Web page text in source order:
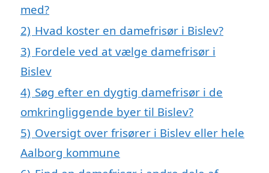
med?
2) Hvad koster en damefrisør i Bislev?
3) Fordele ved at vælge damefrisør i
Bislev
4) Søg efter en dygtig damefrisør i de
omkringliggende byer til Bislev?
5) Oversigt over frisører i Bislev eller hele
Aalborg kommune